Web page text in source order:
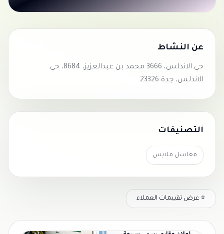
عن النشاط
حي الاندلس، 3666 محمد بن عبدالعزيز، 8684، حي
الاندلس، جدة 23326
التصنيفات
مغاسل ملابس
⭐ عرض تقييمات العملاء